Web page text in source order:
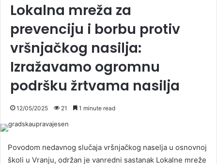
Lokalna mreža za
prevenciju i borbu protiv
vršnjačkog nasilja:
Izražavamo ogromnu
podršku žrtvama nasilja
12/05/2025 21 1 minute read
Povodom nedavnog slučaja vršnjačkog naselja u osnovnoj
školi u Vranju, održan je vanredni sastanak Lokalne mreže